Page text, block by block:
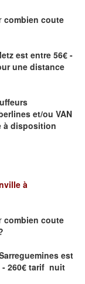
combien coute
est entre 56€ -
une distance
et/ou VAN
à disposition
à
combien coute
est
- 260€ tarif nuit